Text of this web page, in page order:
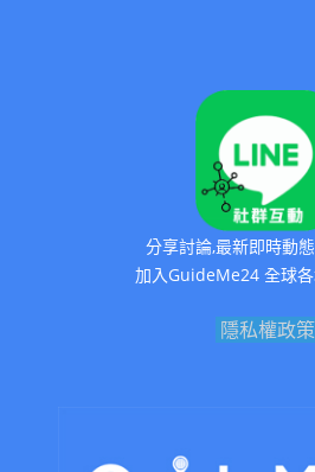
分享討論,最新即時動
加入GuideMe24 全球
隱私權政策